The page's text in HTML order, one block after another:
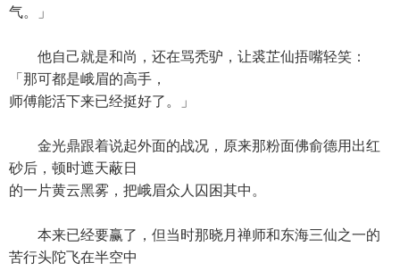
气。」
他自己就是和尚，还在骂秃驴，让裘芷仙捂嘴轻笑：
「那可都是峨眉的高手，
师傅能活下来已经挺好了。」
金光鼎跟着说起外面的战况，原来那粉面佛俞德用出红
砂后，顿时遮天蔽日
的一片黄云黑雾，把峨眉众人囚困其中。
本来已经要赢了，但当时那晓月禅师和东海三仙之一的
苦行头陀飞在半空中